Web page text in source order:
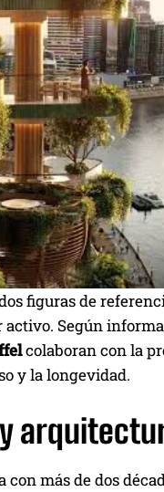
figuras de
activo. Según informa
colaboran con la
y la longevidad.
más de dos